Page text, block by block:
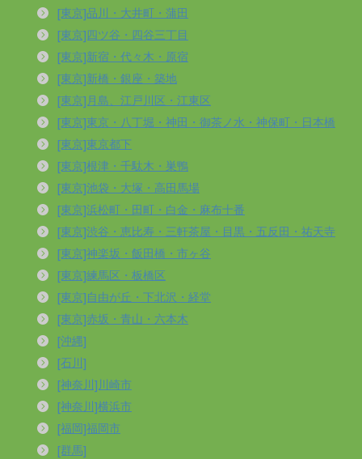
[東京]品川・大井町・蒲田
[東京]四ツ谷・四谷三丁目
[東京]新宿・代々木・原宿
[東京]新橋・銀座・築地
[東京]月島、江戸川区・江東区
[東京]東京・八丁堀・神田・御茶ノ水・神保町・日本橋
[東京]東京都下
[東京]根津・千駄木・巣鴨
[東京]池袋・大塚・高田馬場
[東京]浜松町・田町・白金・麻布十番
[東京]渋谷・恵比寿・三軒茶屋・目黒・五反田・祐天寺
[東京]神楽坂・飯田橋・市ヶ谷
[東京]練馬区・板橋区
[東京]自由が丘・下北沢・経堂
[東京]赤坂・青山・六本木
[沖縄]
[石川]
[神奈川]川崎市
[神奈川]横浜市
[福岡]福岡市
[群馬]